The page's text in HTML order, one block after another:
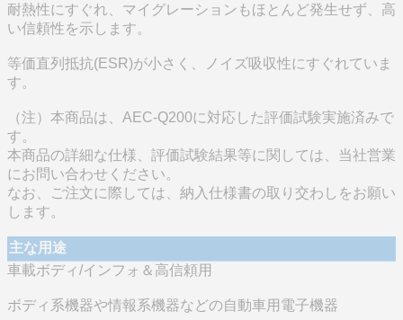
耐熱性にすぐれ、マイグレーションもほとんど発生せず、高
い信頼性を示します。
等価直列抵抗(ESR)が小さく、ノイズ吸収性にすぐれていま
す。
（注）本商品は、AEC-Q200に対応した評価試験実施済みで
す。
本商品の詳細な仕様、評価試験結果等に関しては、当社営業
にお問い合わせください。
なお、ご注文に際しては、納入仕様書の取り交わしをお願い
します。
主な用途
車載ボディ/インフォ＆高信頼用
ボディ系機器や情報系機器などの自動車用電子機器